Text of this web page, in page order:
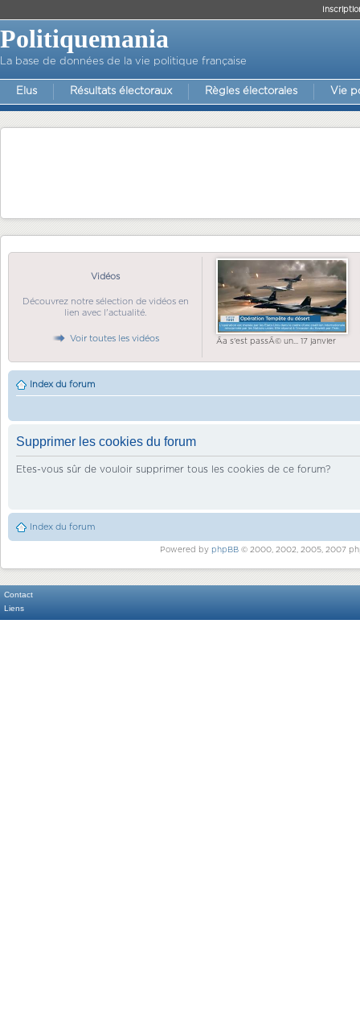
Politiquemania
La base de données de la vie politique française
Elus Résultats électoraux Règles électorales Vie
Vidéos
Découvrez notre sélection de vidéos en
lien avec l'actualité.
Voir toutes les vidéos Ãa s'est passÃ© un... 17 janvier
Index du forum
Supprimer les cookies du forum
Etes-vous sûr de vouloir supprimer tous les cookies de ce forum?
Index du forum
Powered by phpBB© 2000, 2002, 2005, 2007
Contact
Liens